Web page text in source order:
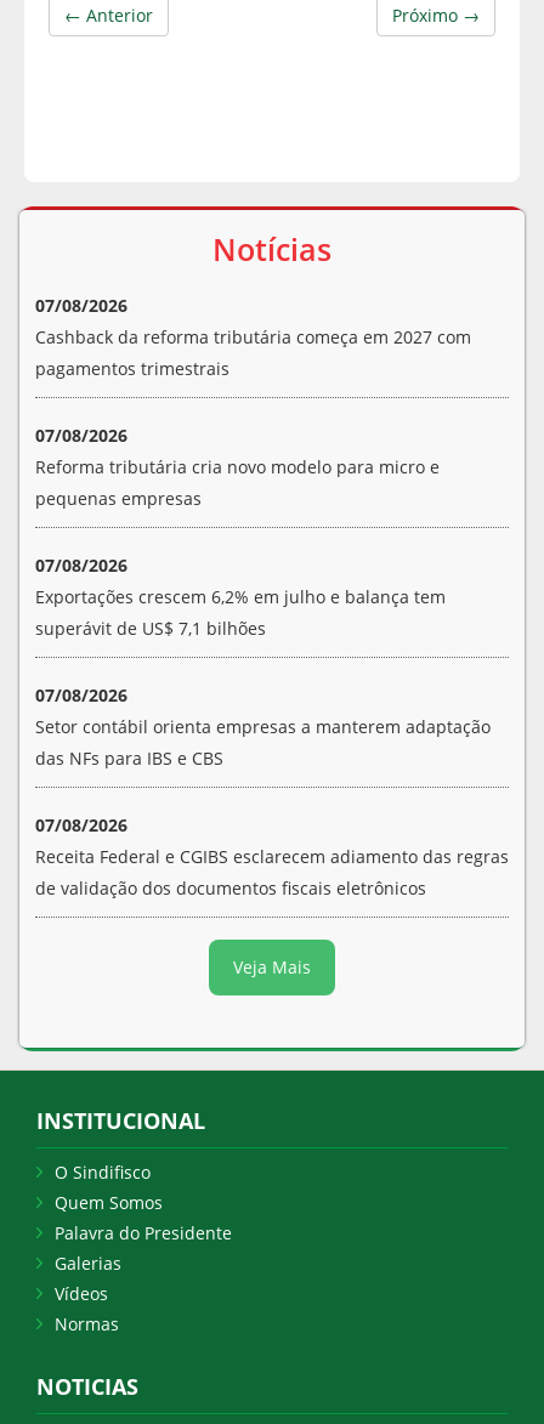
Próximo →
← Anterior
Notícias
07/08/2026
Cashback da reforma tributária começa em 2027 com
pagamentos trimestrais
07/08/2026
Reforma tributária cria novo modelo para micro e
pequenas empresas
07/08/2026
Exportações crescem 6,2% em julho e balança tem
superávit de US$ 7,1 bilhões
07/08/2026
Setor contábil orienta empresas a manterem adaptação
das NFs para IBS e CBS
07/08/2026
Receita Federal e CGIBS esclarecem adiamento das regras
de validação dos documentos fiscais eletrônicos
Veja Mais
INSTITUCIONAL
O Sindifisco
Quem Somos
Palavra do Presidente
Galerias
Vídeos
Normas
NOTICIAS